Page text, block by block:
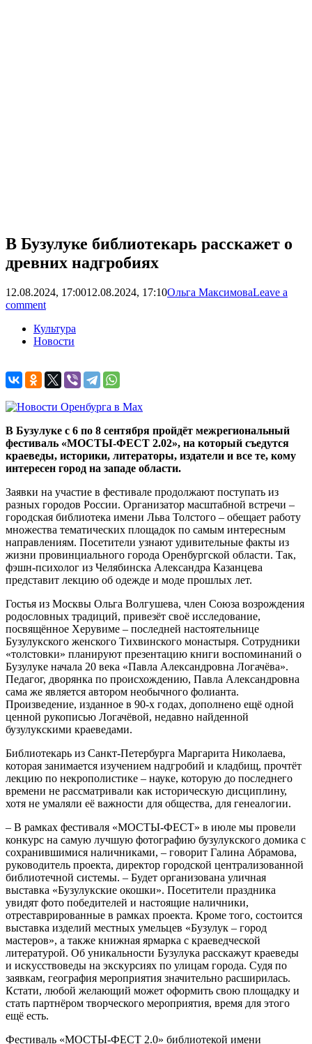
В Бузулуке библиотекарь расскажет о
древних надгробиях
12.08.2024, 17:0012.08.2024, 17:10Ольга МаксимоваLeave a
comment
Культура
Новости
В Бузулуке с 6 по 8 сентября пройдёт межрегиональный
фестиваль «МОСТЫ-ФЕСТ 2.02», на который съедутся
краеведы, историки, литераторы, издатели и все те, кому
интересен город на западе области.
Заявки на участие в фестивале продолжают поступать из
разных городов России. Организатор масштабной встречи –
городская библиотека имени Льва Толстого – обещает работу
множества тематических площадок по самым интересным
направлениям. Посетители узнают удивительные факты из
жизни провинциального города Оренбургской области. Так,
фэшн-психолог из Челябинска Александра Казанцева
представит лекцию об одежде и моде прошлых лет.
Гостья из Москвы Ольга Волгушева, член Союза возрождения
родословных традиций, привезёт своё исследование,
посвящённое Херувиме – последней настоятельнице
Бузулукского женского Тихвинского монастыря. Сотрудники
«толстовки» планируют презентацию книги воспоминаний о
Бузулуке начала 20 века «Павла Александровна Логачёва».
Педагог, дворянка по происхождению, Павла Александровна
сама же является автором необычного фолианта.
Произведение, изданное в 90-х годах, дополнено ещё одной
ценной рукописью Логачёвой, недавно найденной
бузулукскими краеведами.
Библиотекарь из Санкт-Петербурга Маргарита Николаева,
которая занимается изучением надгробий и кладбищ, прочтёт
лекцию по некрополистике – науке, которую до последнего
времени не рассматривали как историческую дисциплину,
хотя не умаляли её важности для общества, для генеалогии.
– В рамках фестиваля «МОСТЫ-ФЕСТ» в июле мы провели
конкурс на самую лучшую фотографию бузулукского домика с
сохранившимися наличниками, – говорит Галина Абрамова,
руководитель проекта, директор городской централизованной
библиотечной системы. – Будет организована уличная
выставка «Бузулукские окошки». Посетители праздника
увидят фото победителей и настоящие наличники,
отреставрированные в рамках проекта. Кроме того, состоится
выставка изделий местных умельцев «Бузулук – город
мастеров», а также книжная ярмарка с краеведческой
литературой. Об уникальности Бузулука расскажут краеведы
и искусствоведы на экскурсиях по улицам города. Судя по
заявкам, география мероприятия значительно расширилась.
Кстати, любой желающий может оформить свою площадку и
стать партнёром творческого мероприятия, время для этого
ещё есть.
Фестиваль «МОСТЫ-ФЕСТ 2.0» библиотекой имени